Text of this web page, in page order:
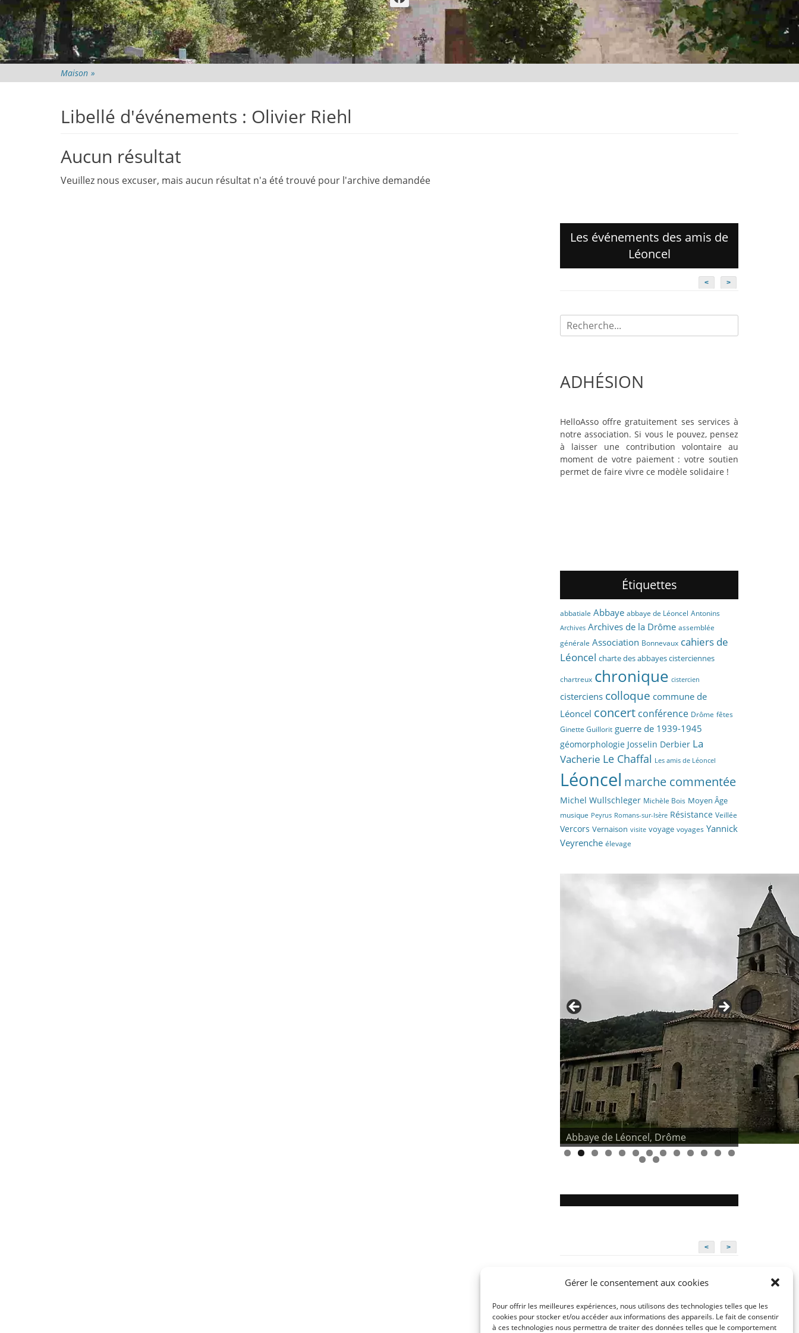
Gérer le consentement aux cookies
Pour offrir les meilleures expériences, nous utilisons des technologies telles que les
cookies pour stocker et/ou accéder aux informations des appareils. Le fait de consentir
à ces technologies nous permettra de traiter des données telles que le comportement
Maison »
Libellé d'événements : Olivier Riehl
Aucun résultat
Veuillez nous excuser, mais aucun résultat n'a été trouvé pour l'archive demandée
Les événements des amis de
Léoncel
< >
Recherche
pour:
ADHÉSION
HelloAsso offre gratuitement ses services à
notre association. Si vous le pouvez, pensez
à laisser une contribution volontaire au
moment de votre paiement : votre soutien
permet de faire vivre ce modèle solidaire !
Étiquettes
abbatiale Abbaye abbaye de Léoncel Antonins
Archives Archives de la Drôme assemblée
générale Association Bonnevaux cahiers de
Léoncel charte des abbayes cisterciennes
chartreux chronique cistercien
cisterciens colloque commune de
Léoncel concert conférence Drôme fêtes
Ginette Guillorit guerre de 1939-1945
géomorphologie Josselin Derbier La
Vacherie Le Chaffal Les amis de Léoncel
Léoncel marche commentée
Michel Wullschleger Michèle Bois Moyen Âge
musique Peyrus Romans-sur-Isère Résistance Veillée
Vercors Vernaison visite voyage voyages Yannick
Veyrenche élevage
Abbaye de Léoncel, Drôme
< >
Conditions générales
Déclaration de confidentialité
Mentions légales
Politique de cookies (UE)